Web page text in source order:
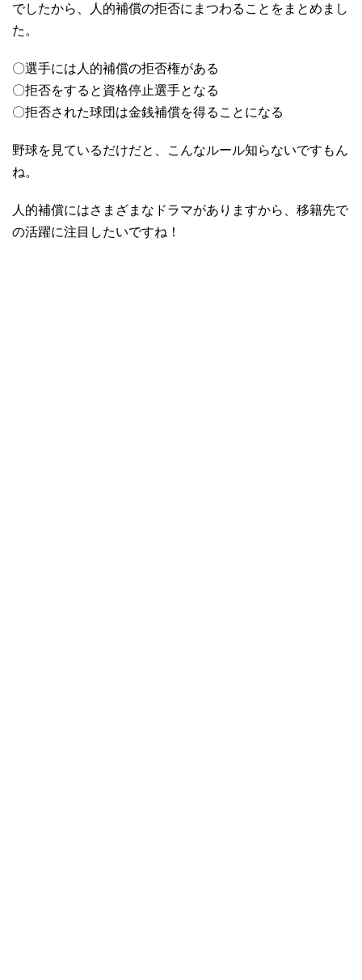
でしたから、人的補償の拒否にまつわることをまとめまし
た。
〇選手には人的補償の拒否権がある
〇拒否をすると資格停止選手となる
〇拒否された球団は金銭補償を得ることになる
野球を見ているだけだと、こんなルール知らないですもん
ね。
人的補償にはさまざまなドラマがありますから、移籍先で
の活躍に注目したいですね！